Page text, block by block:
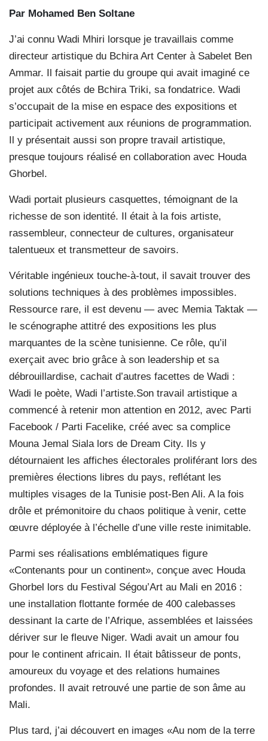
Par Mohamed Ben Soltane
J’ai connu Wadi Mhiri lorsque je travaillais comme
directeur artistique du Bchira Art Center à Sabelet Ben
Ammar. Il faisait partie du groupe qui avait imaginé ce
projet aux côtés de Bchira Triki, sa fondatrice. Wadi
s’occupait de la mise en espace des expositions et
participait activement aux réunions de programmation.
Il y présentait aussi son propre travail artistique,
presque toujours réalisé en collaboration avec Houda
Ghorbel.
Wadi portait plusieurs casquettes, témoignant de la
richesse de son identité. Il était à la fois artiste,
rassembleur, connecteur de cultures, organisateur
talentueux et transmetteur de savoirs.
Véritable ingénieux touche-à-tout, il savait trouver des
solutions techniques à des problèmes impossibles.
Ressource rare, il est devenu — avec Memia Taktak —
le scénographe attitré des expositions les plus
marquantes de la scène tunisienne. Ce rôle, qu’il
exerçait avec brio grâce à son leadership et sa
débrouillardise, cachait d’autres facettes de Wadi :
Wadi le poète, Wadi l’artiste.Son travail artistique a
commencé à retenir mon attention en 2012, avec Parti
Facebook / Parti Facelike, créé avec sa complice
Mouna Jemal Siala lors de Dream City. Ils y
détournaient les affiches électorales proliférant lors des
premières élections libres du pays, reflétant les
multiples visages de la Tunisie post-Ben Ali. A la fois
drôle et prémonitoire du chaos politique à venir, cette
œuvre déployée à l’échelle d’une ville reste inimitable.
Parmi ses réalisations emblématiques figure
«Contenants pour un continent», conçue avec Houda
Ghorbel lors du Festival Ségou’Art au Mali en 2016 :
une installation flottante formée de 400 calebasses
dessinant la carte de l’Afrique, assemblées et laissées
dériver sur le fleuve Niger. Wadi avait un amour fou
pour le continent africain. Il était bâtisseur de ponts,
amoureux du voyage et des relations humaines
profondes. Il avait retrouvé une partie de son âme au
Mali.
Plus tard, j’ai découvert en images «Au nom de la terre